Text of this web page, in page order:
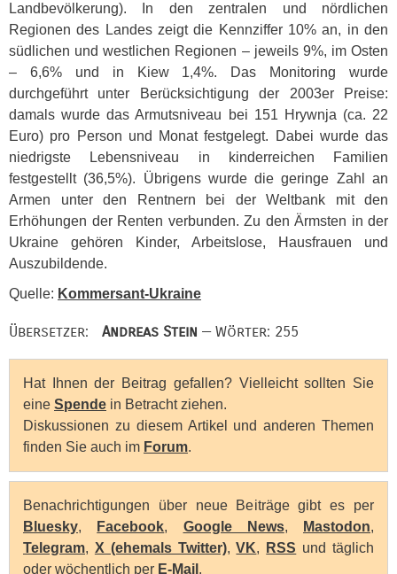
Landbevölkerung). In den zentralen und nördlichen
Regionen des Landes zeigt die Kennziffer 10% an, in den
südlichen und westlichen Regionen – jeweils 9%, im Osten
– 6,6% und in Kiew 1,4%. Das Monitoring wurde
durchgeführt unter Berücksichtigung der 2003er Preise:
damals wurde das Armutsniveau bei 151 Hrywnja (ca. 22
Euro) pro Person und Monat festgelegt. Dabei wurde das
niedrigste Lebensniveau in kinderreichen Familien
festgestellt (36,5%). Übrigens wurde die geringe Zahl an
Armen unter den Rentnern bei der Weltbank mit den
Erhöhungen der Renten verbunden. Zu den Ärmsten in der
Ukraine gehören Kinder, Arbeitslose, Hausfrauen und
Auszubildende.
Quelle: Kommersant-Ukraine
Übersetzer: Andreas Stein — Wörter: 255
Hat Ihnen der Beitrag gefallen? Vielleicht sollten Sie
eine Spende in Betracht ziehen.
Diskussionen zu diesem Artikel und anderen Themen
finden Sie auch im Forum.
Benachrichtigungen über neue Beiträge gibt es per
Bluesky, Facebook, Google News, Mastodon,
Telegram, X (ehemals Twitter),VK, RSS und täglich
oder wöchentlich per E-Mail .